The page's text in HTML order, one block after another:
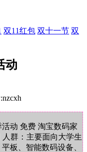
双11红包 双十一节 双
动
动 免费 淘宝数码家
人群：主要面向大学生
板、智能数码设备、